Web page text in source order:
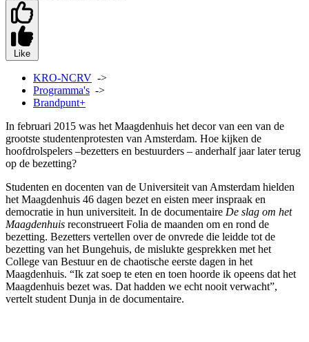
Like
KRO-NCRV ->
Programma's ->
Brandpunt+
In februari 2015 was het Maagdenhuis het decor van een van de
grootste studentenprotesten van Amsterdam. Hoe kijken de
hoofdrolspelers –bezetters en bestuurders – anderhalf jaar later terug
op de bezetting?
Studenten en docenten van de Universiteit van Amsterdam hielden
het Maagdenhuis 46 dagen bezet en eisten meer inspraak en
democratie in hun universiteit. In de documentaire De slag om het
Maagdenhuis reconstrueert Folia de maanden om en rond de
bezetting. Bezetters vertellen over de onvrede die leidde tot de
bezetting van het Bungehuis, de mislukte gesprekken met het
College van Bestuur en de chaotische eerste dagen in het
Maagdenhuis. “Ik zat soep te eten en toen hoorde ik opeens dat het
Maagdenhuis bezet was. Dat hadden we echt nooit verwacht”,
vertelt student Dunja in de documentaire.